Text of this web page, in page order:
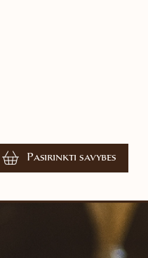
Pasirinkti savybes